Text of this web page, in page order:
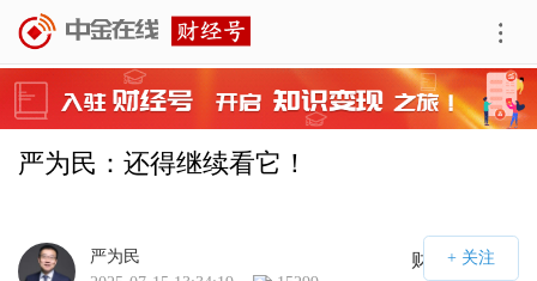
严为民：还得继续看它！
财经号APP
严为民